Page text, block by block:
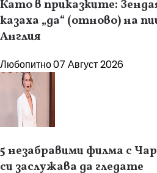
Като в приказките:
казаха „да“ (отново) на
Англия
Любопитно07 Август 2026
5 незабравими филма с
си заслужава да гледате